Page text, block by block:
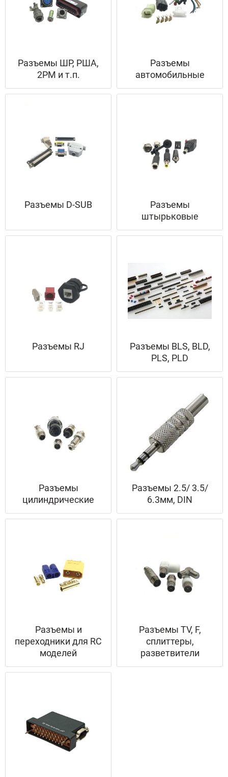
Разъемы ШР, РША,
2РМ и т.п.
Разъемы
автомобильные
Разъемы D-SUB
Разъемы
штырьковые
Разъемы RJ
Разъемы BLS, BLD,
PLS, PLD
Разъемы
цилиндрические
Разъемы 2.5/ 3.5/
6.3мм, DIN
Разъемы и
переходники для RC
моделей
Разъемы TV, F,
сплиттеры,
разветвители